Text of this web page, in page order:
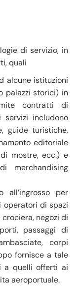
di servizio, in
quali
alcune istituzioni
palazzi storici) in
contratti di
includono
guide turistiche,
editoriale
mostre, ecc.) e
merchandising
per
di spazi
negozi di
passaggi di
corpi
fornisce a tale
a quelli offerti ai
aeroportuale.